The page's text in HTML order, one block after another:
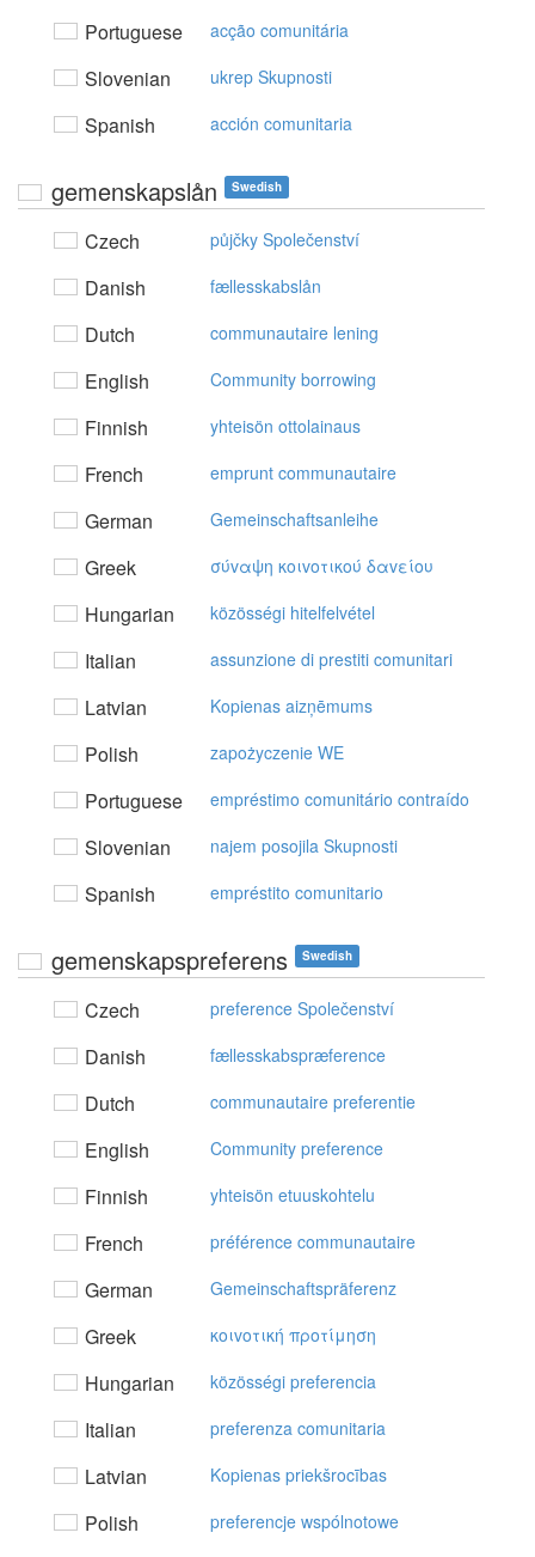
Portuguese acção comunitária
Slovenian ukrep Skupnosti
Spanish acción comunitaria
gemenskapslån Swedish
Czech půjčky Společenství
Danish fællesskabslån
Dutch communautaire lening
English Community borrowing
Finnish yhteisön ottolainaus
French emprunt communautaire
German Gemeinschaftsanleihe
Greek σύvαψη κoιvoτικoύ δαvείoυ
Hungarian közösségi hitelfelvétel
Italian assunzione di prestiti comunitari
Latvian Kopienas aizņēmums
Polish zapożyczenie WE
Portuguese empréstimo comunitário contraído
Slovenian najem posojila Skupnosti
Spanish empréstito comunitario
gemenskapspreferens Swedish
Czech preference Společenství
Danish fællesskabspræference
Dutch communautaire preferentie
English Community preference
Finnish yhteisön etuuskohtelu
French préférence communautaire
German Gemeinschaftspräferenz
Greek κoιvoτική πρoτίμηση
Hungarian közösségi preferencia
Italian preferenza comunitaria
Latvian Kopienas priekšrocības
Polish preferencje wspólnotowe